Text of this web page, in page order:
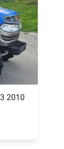
2010